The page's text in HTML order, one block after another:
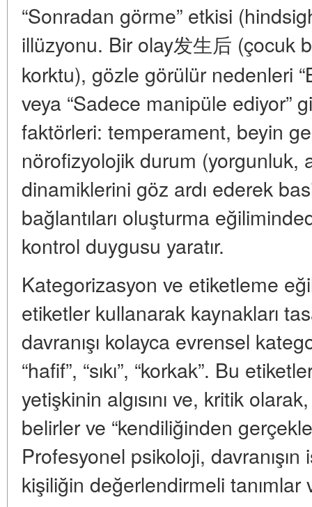
“Sonradan görme” etkisi
illüzyonu. Bir olay发生后 (çocuk
korktu), gözle görülür nedenleri
veya “Sadece manipüle ediyor”
faktörleri: temperament, beyin
nörofizyolojik durum (yorgunluk,
dinamiklerini göz ardı ederek
bağlantıları oluşturma
kontrol duygusu yaratır.
Kategorizasyon ve etiketleme
etiketler kullanarak kaynakları
davranışı kolayca evrensel
“hafif”, “sıkı”, “korkak”. Bu
yetişkinin algısını ve, kritik
belirler ve “kendiliğinden
Profesyonel psikoloji,
kişiliğin değerlendirmeli tanımlar